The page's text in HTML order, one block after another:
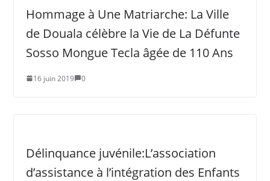
Hommage à Une Matriarche: La Ville
de Douala célèbre la Vie de La Défunte
Sosso Mongue Tecla âgée de 110 Ans
16 juin 2019 0
Délinquance juvénile:L’association
d’assistance à l’intégration des Enfants